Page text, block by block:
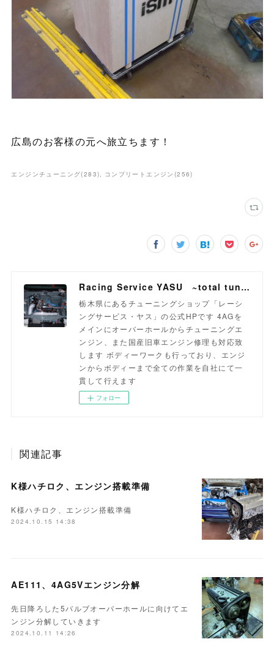
広島のお客様の元へ旅立ちます！
エンジンチューニング(283) コンプリートエンジン (256)
Racing Service YASU ~total tuning proshop~
栃木県にあるチューニングショップ「レーシ
ングサービス・ヤス」の公式HPです 4AGを
メインにオーバーホールからチューニングエ
ンジン、また国産旧車エンジン修理も対応致
します ボディーワークも行っており、エンジ
ンからボディーまで全ての作業を自社にて一
貫して行えます
フォロー
関連記事
K様ハチロク、エンジン搭載準備
K様ハチロク、エンジン搭載準備
2024.10.15 14:38
AE111、4AG5Vエンジン分解
先日降ろした5バルブオーバーホールに向けてエ
ンジン分解していきます
2024.10.11 14:26